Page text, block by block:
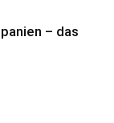
– das